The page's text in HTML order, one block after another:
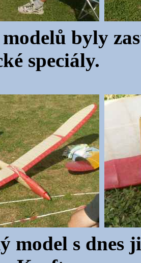
byly
speciály.
model s dnes